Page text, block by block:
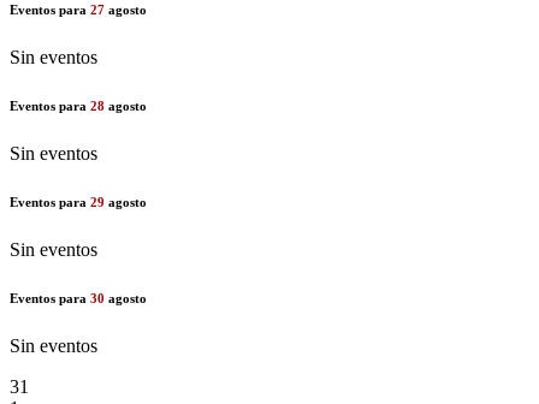
Eventos para 27 agosto
Sin eventos
Eventos para 28 agosto
Sin eventos
Eventos para 29 agosto
Sin eventos
Eventos para 30 agosto
Sin eventos
31